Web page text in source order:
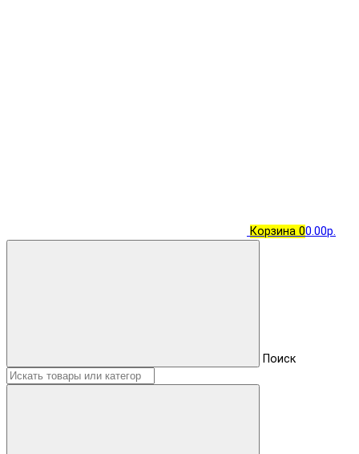
Корзина 00.00р.
Поиск